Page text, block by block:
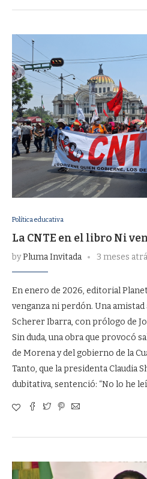
Política educativa
La CNTE en el libro Ni
byPluma Invitada 3 meses
En enero de 2026, editorial
venganza ni perdón. Una
Scherer Ibarra, con prólogo de
Sin duda, una obra que provocó
de Morena y del gobierno de la
Tanto, que la presidenta Claudia
dubitativa, sentenció: “No lo he